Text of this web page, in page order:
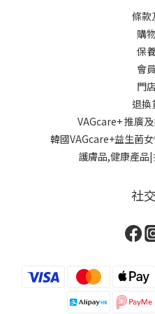
條款
購
保
會
門
退換
VAGcare+ 推廣
韓國VAGcare+益生菌
護膚品,健康產品
社